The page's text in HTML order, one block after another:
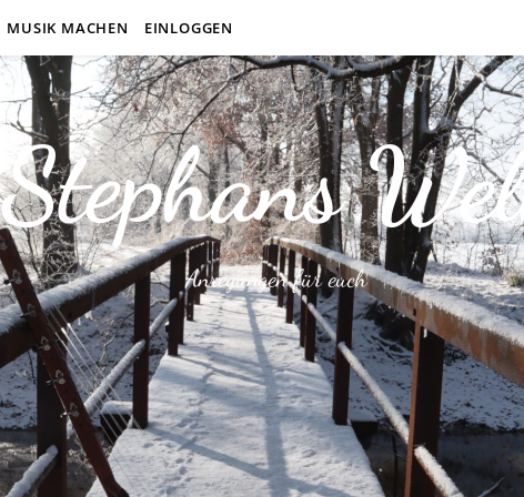
MUSIK MACHEN EINLOGGEN
Stephans
Anregungen für euch